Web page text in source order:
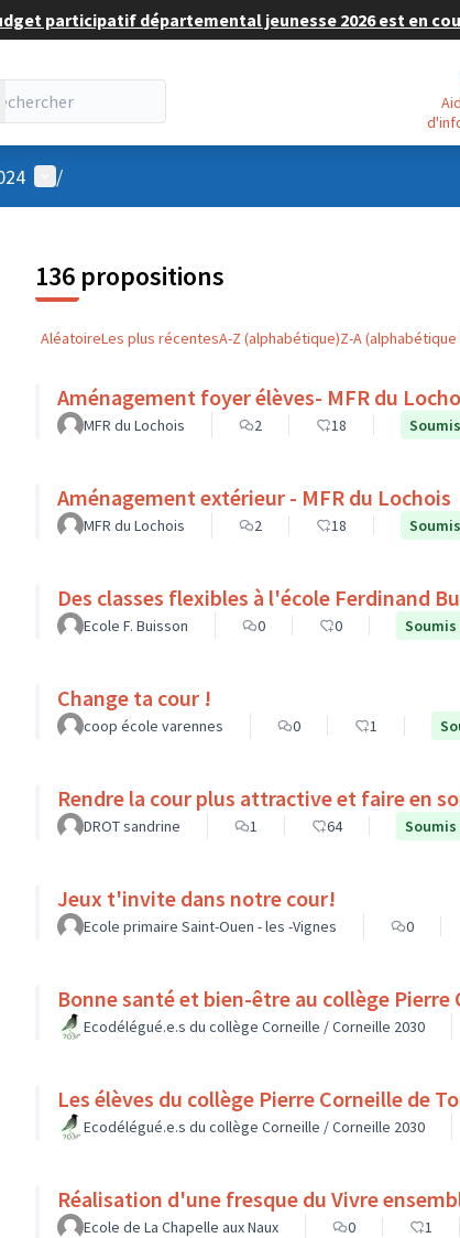
participatif départemental jeunesse 2026 est en
Aide - Plus
Menu utilisateur
/
136 propositions
AléatoireLes plus récentesA-Z (alphabétique)Z-A
Aménagement foyer élèves- MFR du
MFR du Lochois 2 18
Aménagement extérieur - MFR du Lochois
MFR du Lochois 2 18
Des classes flexibles à l'école Ferdinand
Ecole F. Buisson 0 0
Change ta cour !
coop école varennes 0 1
Rendre la cour plus attractive et faire en
DROT sandrine 1 64
Jeux t'invite dans notre cour!
Ecole primaire Saint-Ouen - les -Vignes 0
Bonne santé et bien-être au collège
Ecodélégué.e.s du collège Corneille / Corneille 2030
Ecodélégué.e.s du collège Corneille / Corneille 2030
Réalisation d'une fresque du Vivre
Ecole de La Chapelle aux Naux 0 1